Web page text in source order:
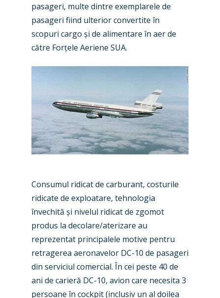
pasageri, multe dintre exemplarele de
pasageri fiind ulterior convertite în
scopuri cargo și de alimentare în aer de
către Forțele Aeriene SUA.
Consumul ridicat de carburant, costurile
ridicate de exploatare, tehnologia
învechită și nivelul ridicat de zgomot
produs la decolare/aterizare au
reprezentat principalele motive pentru
retragerea aeronavelor DC-10 de pasageri
din serviciul comercial. În cei peste 40 de
ani de carieră DC-10, avion care necesita 3
persoane în cockpit (inclusiv un al doilea